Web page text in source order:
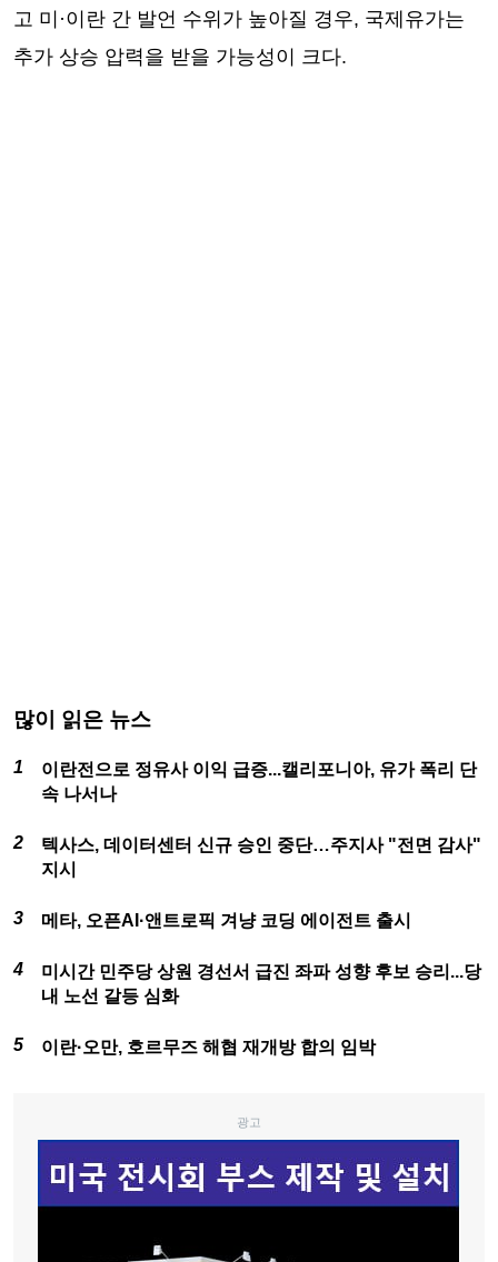
고 미·이란 간 발언 수위가 높아질 경우, 국제유가는
추가 상승 압력을 받을 가능성이 크다.
많이 읽은 뉴스
이란전으로 정유사 이익 급증...캘리포니아, 유가 폭리 단
속 나서나
텍사스, 데이터센터 신규 승인 중단…주지사 "전면 감사"
지시
메타, 오픈AI·앤트로픽 겨냥 코딩 에이전트 출시
미시간 민주당 상원 경선서 급진 좌파 성향 후보 승리...당
내 노선 갈등 심화
이란·오만, 호르무즈 해협 재개방 합의 임박